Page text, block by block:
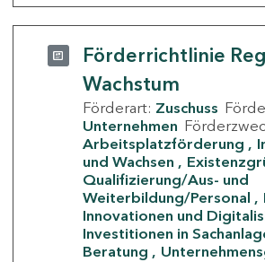
Förderrichtlinie
Wachstum
Förderart: Zuschuss
Unternehmen
Arbeitsplatzförderung
und Wachsen
Qualifizierung/Aus- und
Weiterbildung/Personal
Innovationen und
Investitionen in
Beratung